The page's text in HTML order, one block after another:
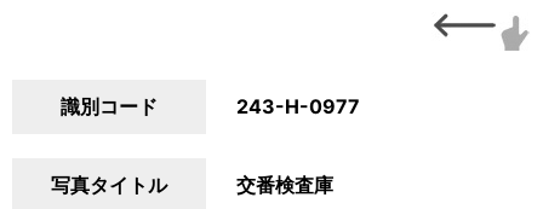
識別コード 243-H-0977
写真タイトル 交番検査庫